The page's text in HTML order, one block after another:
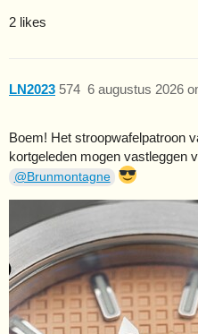
2 likes
LN2023 6 augustus 2026
574
Boem! Het stroopwafelpatroon
kortgeleden mogen vastleggen
@Brunmontagne